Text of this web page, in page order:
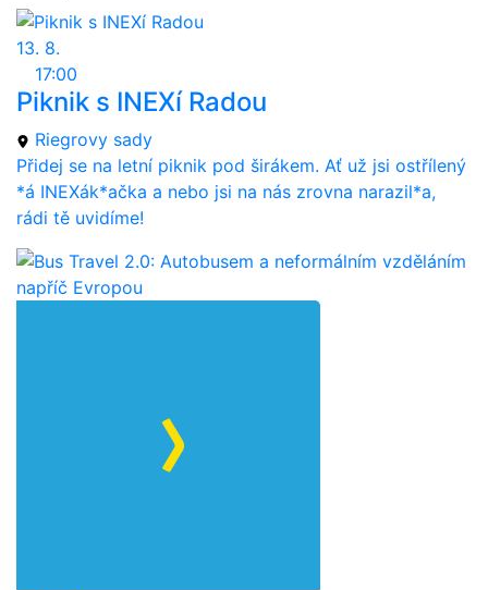
13. 8.
17:00
Piknik s INEXí Radou
Riegrovy sady
Přidej se na letní piknik pod širákem. Ať už jsi ostřílený
*á INEXák*ačka a nebo jsi na nás zrovna narazil*a,
rádi tě uvidíme!